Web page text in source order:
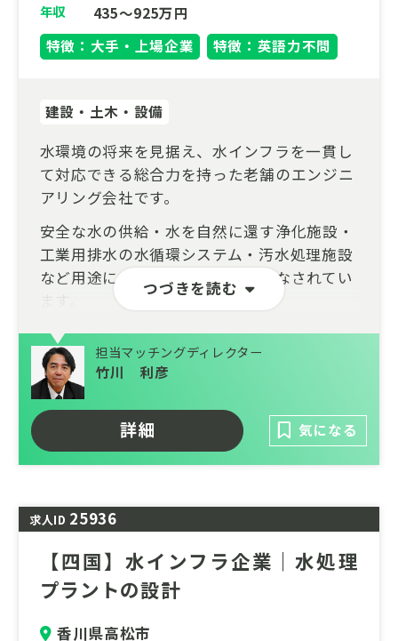
年収
435～925万円
特徴：大手・上場企業
特徴：英語力不問
つづきを読む
建設・土木・設備
水環境の将来を見据え、水インフラを一貫し
て対応できる総合力を持った老舗のエンジニ
アリング会社です。
安全な水の供給・水を自然に還す浄化施設・
工業用排水の水循環システム・汚水処理施設
など用途に合わせた様々な運用がなされてい
ます。
設計・施工・運用・メンテナンスまで一貫し
て対応できる総合力を武器に、自然や環境に
配慮された建設施工、革新的な水処理技術の
研究開発、耐震性に優れた鋼管製造の加工技
術を持ち、安心・安全な水利用を約束しま
す。
担当マッチングディレクター
竹川 利彦
詳細 気になる
求人ID 25936
【四国】水インフラ企業｜水処理
プラントの設計
香川県高松市